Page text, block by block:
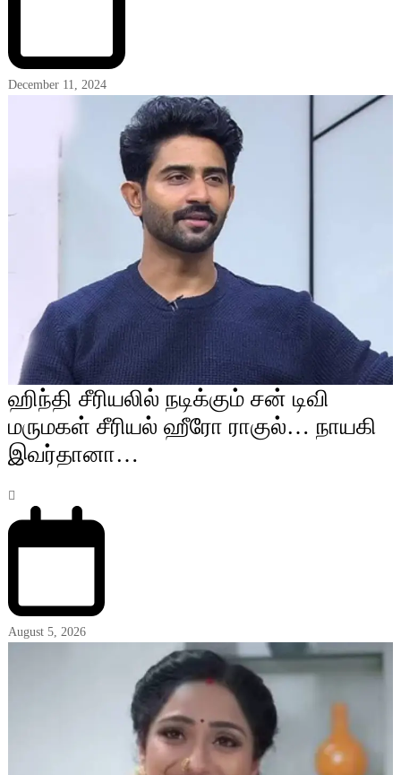
December 11, 2024
ஹிந்தி சீரியலில் நடிக்கும் சன் டிவி
மருமகள் சீரியல் ஹீரோ ராகுல்… நாயகி
இவர்தானா…
August 5, 2026